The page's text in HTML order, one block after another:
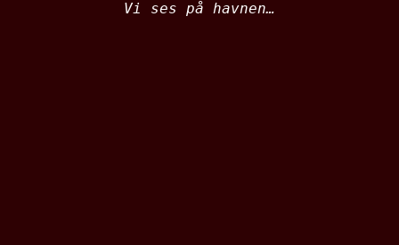
Vi ses på havnen…